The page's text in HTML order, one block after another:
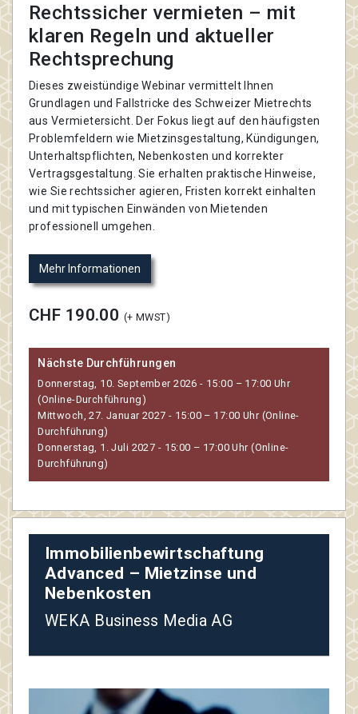
Rechtssicher vermieten – mit
klaren Regeln und aktueller
Rechtsprechung
Dieses zweistündige Webinar vermittelt Ihnen
Grundlagen und Fallstricke des Schweizer Mietrechts
aus Vermietersicht. Der Fokus liegt auf den häufigsten
Problemfeldern wie Mietzinsgestaltung, Kündigungen,
Unterhaltspflichten, Nebenkosten und korrekter
Vertragsgestaltung. Sie erhalten praktische Hinweise,
wie Sie rechtssicher agieren, Fristen korrekt einhalten
und mit typischen Einwänden von Mietenden
professionell umgehen.
Mehr Informationen
CHF 190.00 (+ MWST)
Nächste Durchführungen
Donnerstag, 10. September 2026 - 15:00 – 17:00 Uhr
(Online-Durchführung)
Mittwoch, 27. Januar 2027 - 15:00 – 17:00 Uhr (Online-
Durchführung)
Donnerstag, 1. Juli 2027 - 15:00 – 17:00 Uhr (Online-
Durchführung)
Immobilienbewirtschaftung
Advanced – Mietzinse und
Nebenkosten
WEKA Business Media AG